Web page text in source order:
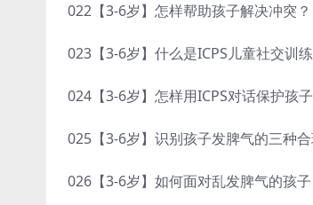
022【3-6岁】怎样帮助孩子解决冲突
023【3-6岁】什么是ICPS儿童社交训
024【3-6岁】怎样用ICPS对话保护孩
025【3-6岁】识别孩子发脾气的三种
026【3-6岁】如何面对乱发脾气的孩